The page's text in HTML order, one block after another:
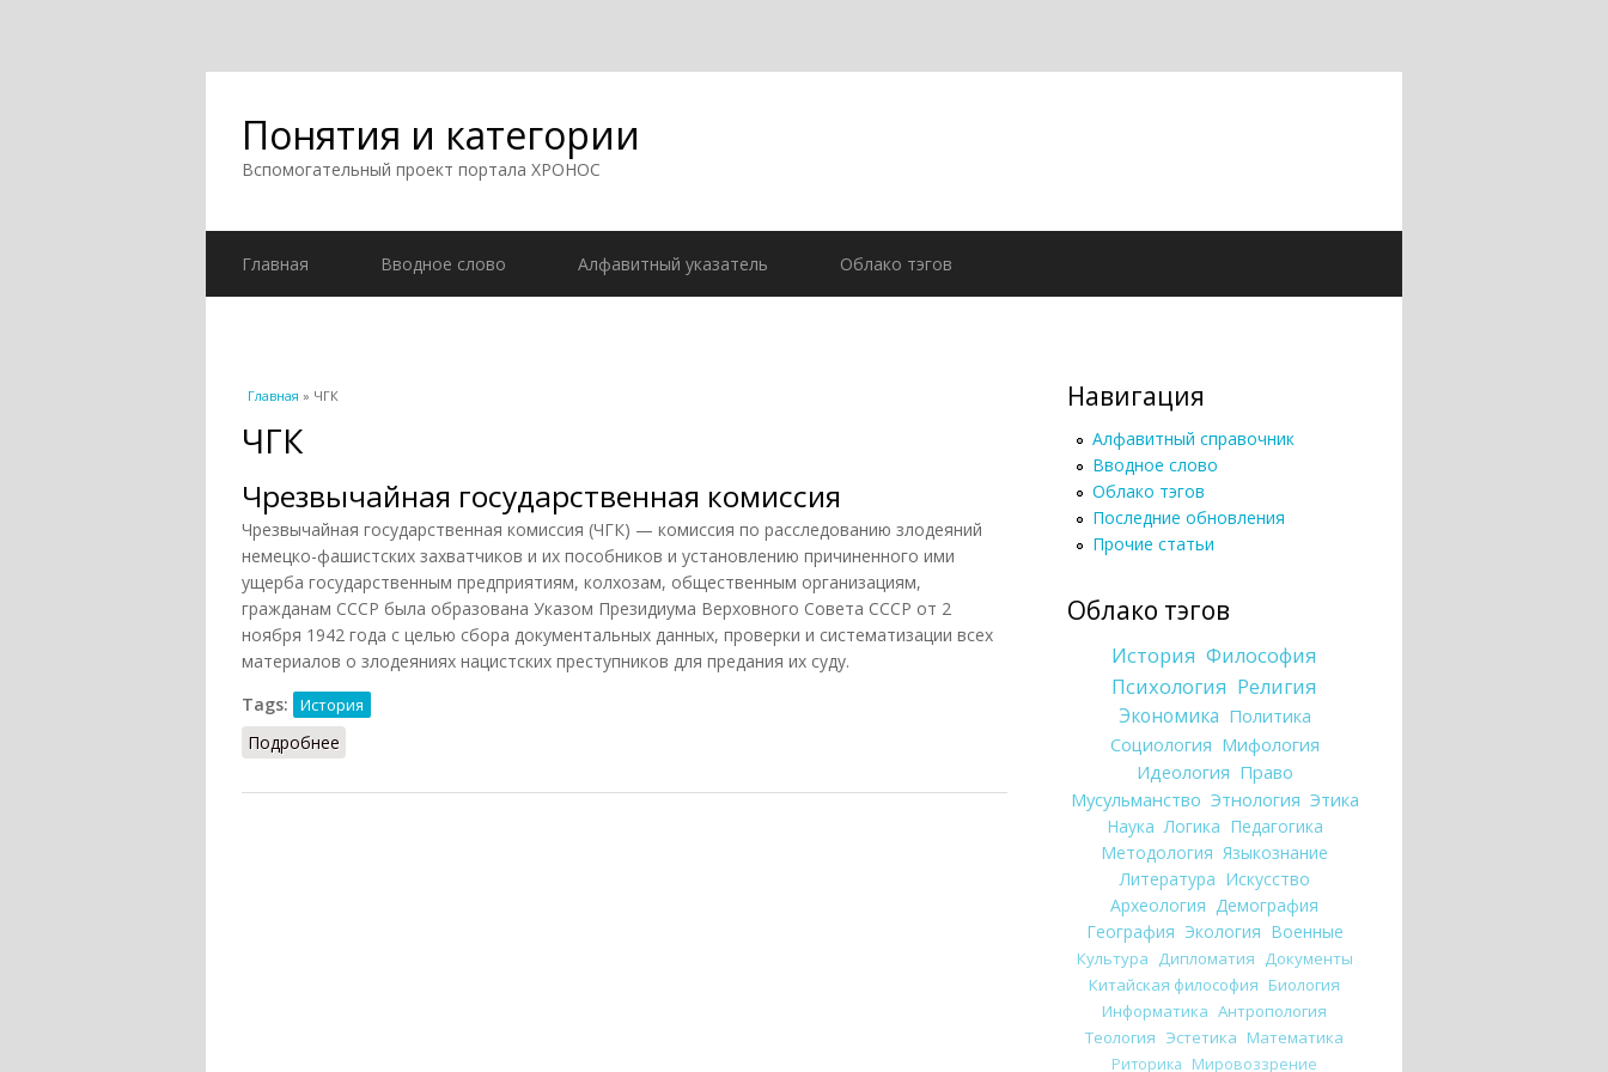
Понятия и категории
Вспомогательный проект портала ХРОНОС
Главная Вводное слово Алфавитный указатель Облако тэгов
Вы здесь
Главная » ЧГК
ЧГК
Чрезвычайная государственная комиссия
Чрезвычайная государственная комиссия (ЧГК) — комиссия по расследованию злодеяний
немецко-фашистских захватчиков и их пособников и установлению причиненного ими
ущерба государственным предприятиям, колхозам, общественным организациям,
гражданам СССР была образована Указом Президиума Верховного Совета СССР от 2
ноября 1942 года с целью сбора документальных данных, проверки и систематизации всех
материалов о злодеяниях нацистских преступников для предания их суду.
Tags:
История
Подробнее
Навигация
Алфавитный справочник
Вводное слово
Облако тэгов
Последние обновления
Прочие статьи
Облако тэгов
История Философия
Психология Религия
Экономика Политика
Социология Мифология
Идеология Право
Мусульманство Этнология Этика
Наука Логика Педагогика
Методология Языкознание
Литература Искусство
Археология Демография
География Экология Военные
Культура Дипломатия Документы
Китайская философия Биология
Информатика Антропология
Теология Эстетика Математика
Риторика Мировоззрение